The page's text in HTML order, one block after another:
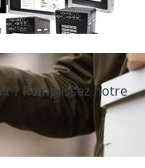
? Remplissez notre